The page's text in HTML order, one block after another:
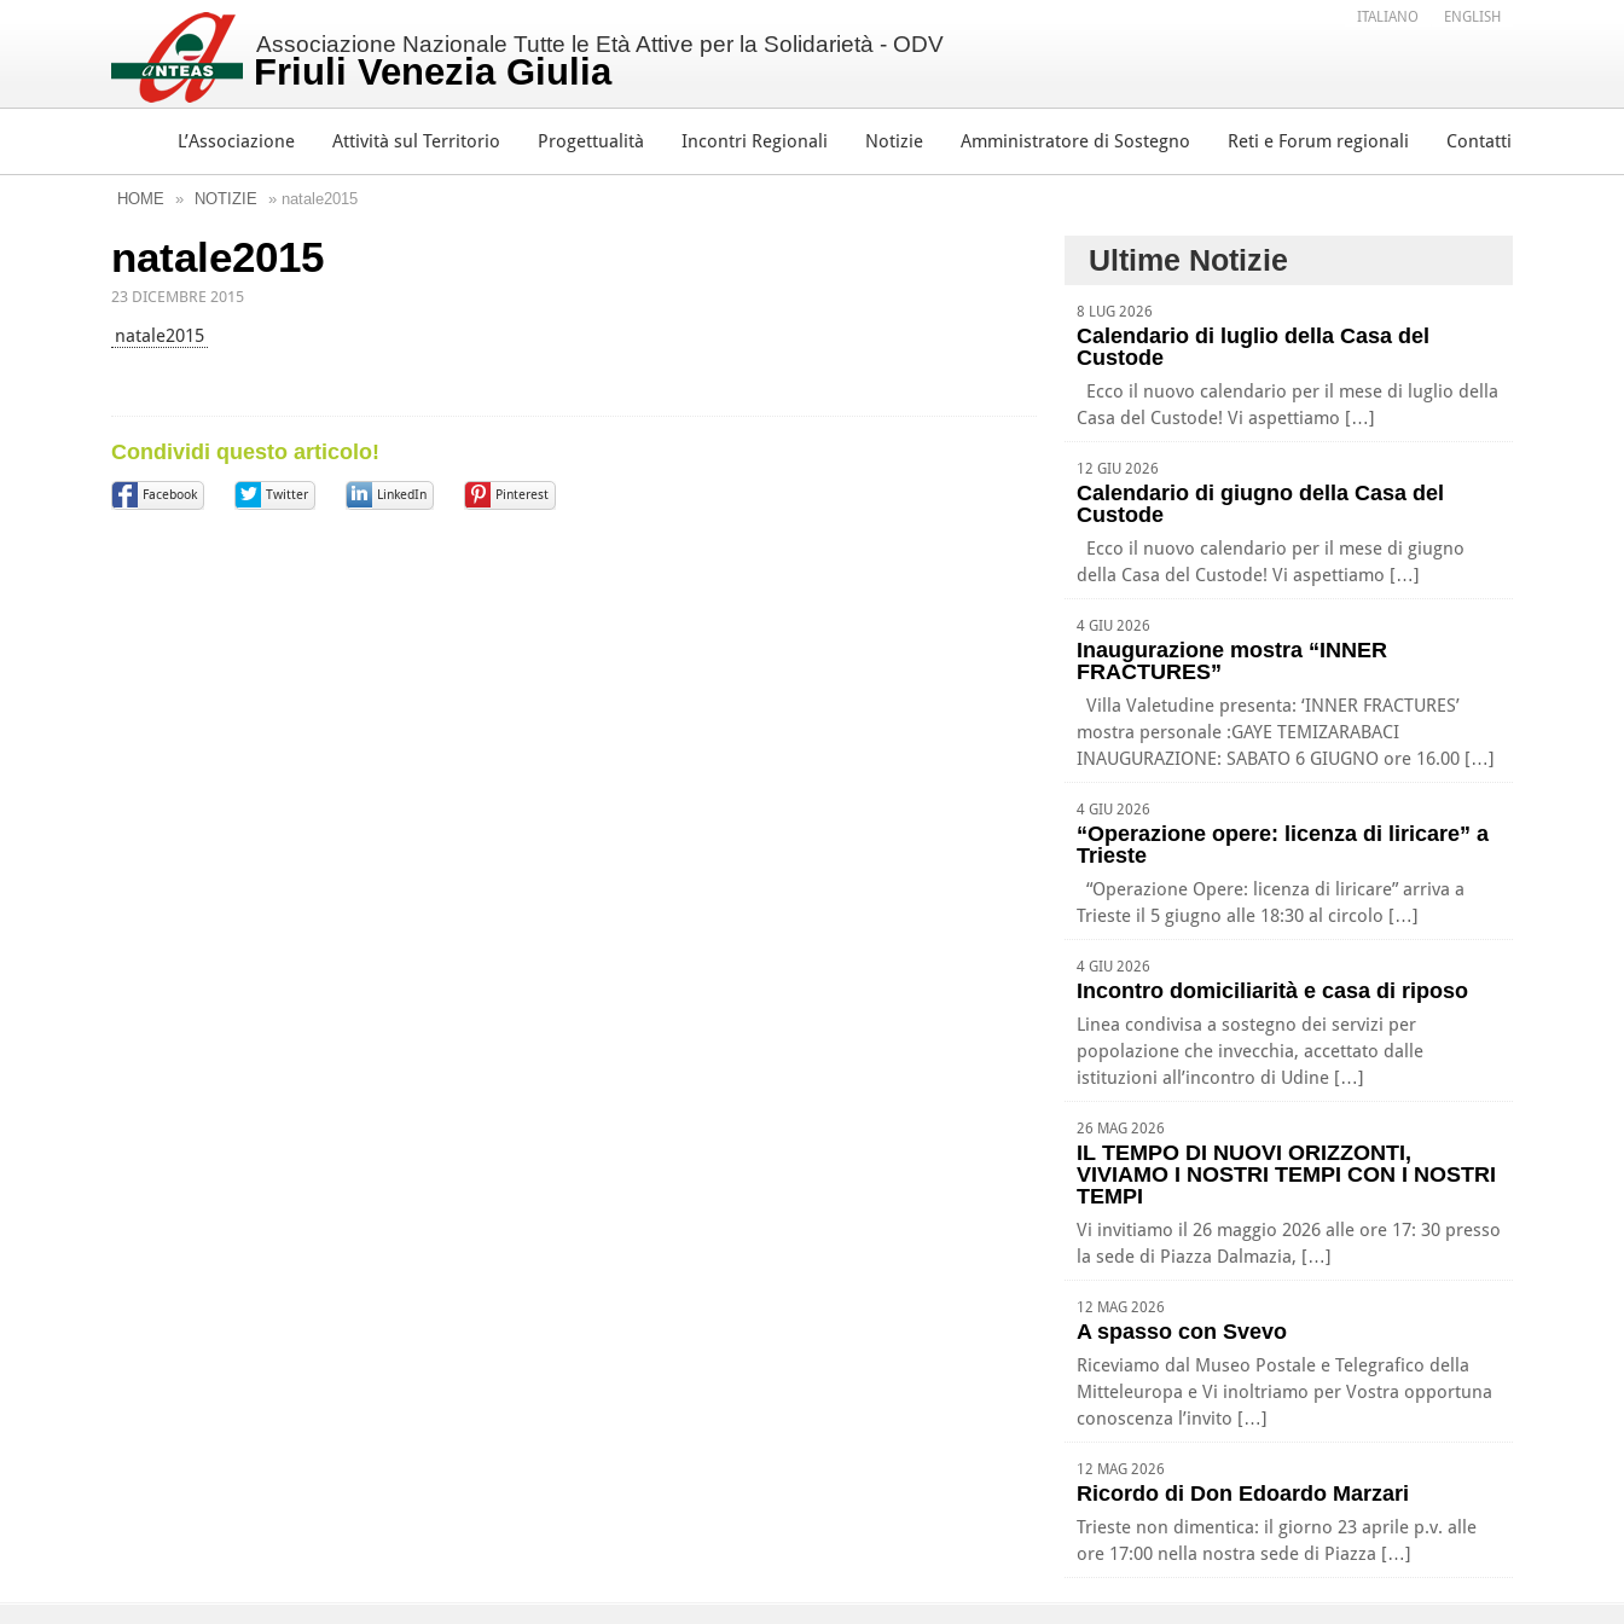
Associazione Nazionale Tutte le Età Attive per la Solidarietà - ODV
Friuli Venezia Giulia
L’Associazione Attività sul Territorio Progettualità Incontri Regionali Notizie Amministratore di Sostegno Reti e Forum regionali Contatti
ITALIANO ENGLISH
HOME » NOTIZIE » natale2015
natale2015
23 DICEMBRE 2015
natale2015
Condividi questo articolo!
Facebook Twitter LinkedIn Pinterest
Ultime Notizie
8 LUG 2026
Calendario di luglio della Casa del
Custode
Ecco il nuovo calendario per il mese di luglio della
Casa del Custode! Vi aspettiamo […]
12 GIU 2026
Calendario di giugno della Casa del
Custode
Ecco il nuovo calendario per il mese di giugno
della Casa del Custode! Vi aspettiamo […]
4 GIU 2026
Inaugurazione mostra “INNER
FRACTURES”
Villa Valetudine presenta: ‘INNER FRACTURES’
mostra personale :GAYE TEMIZARABACI
INAUGURAZIONE: SABATO 6 GIUGNO ore 16.00 […]
4 GIU 2026
“Operazione opere: licenza di liricare” a
Trieste
“Operazione Opere: licenza di liricare” arriva a
Trieste il 5 giugno alle 18:30 al circolo […]
4 GIU 2026
Incontro domiciliarità e casa di riposo
Linea condivisa a sostegno dei servizi per
popolazione che invecchia, accettato dalle
istituzioni all’incontro di Udine […]
26 MAG 2026
IL TEMPO DI NUOVI ORIZZONTI,
VIVIAMO I NOSTRI TEMPI CON I NOSTRI
TEMPI
Vi invitiamo il 26 maggio 2026 alle ore 17: 30 presso
la sede di Piazza Dalmazia, […]
12 MAG 2026
A spasso con Svevo
Riceviamo dal Museo Postale e Telegrafico della
Mitteleuropa e Vi inoltriamo per Vostra opportuna
conoscenza l’invito […]
12 MAG 2026
Ricordo di Don Edoardo Marzari
Trieste non dimentica: il giorno 23 aprile p.v. alle
ore 17:00 nella nostra sede di Piazza […]